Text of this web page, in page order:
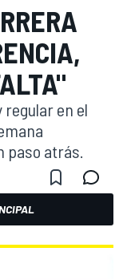
regular en el
paso atrás.